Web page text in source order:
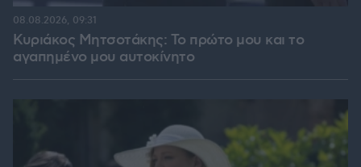
Κυριάκος Μητσοτάκης: Το πρώτο μου και το
αγαπημένο μου αυτοκίνητο
08.08.2026, 09:31